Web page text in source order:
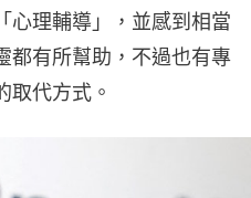
心理輔導」，並感到相當
都有所幫助，不過也有專
取代方式。